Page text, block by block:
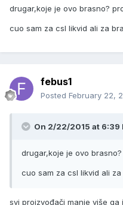
drugar,koje je ovo brasno?
cuo sam za csl likvid ali za
febus1
Posted February 22,
On 2/22/2015 at 6:39
drugar,koje je ovo
cuo sam za csl likvid ali
svi proizvođači manje više ga